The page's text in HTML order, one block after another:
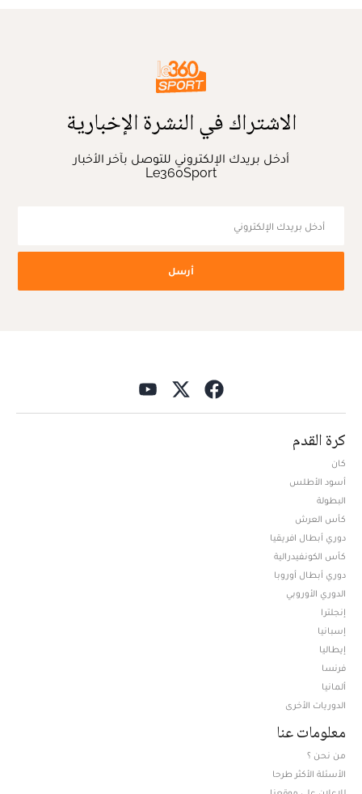
الاشتراك في النشرة الإخبارية
أدخل بريدك الإلكتروني للتوصل بآخر الأخبار
Le360Sport
أرسل
كرة القدم
كان
أسود الأطلس
البطولة
كأس العرش
دوري أبطال افريقيا
كأس الكونفيدرالية
دوري أبطال أوروبا
الدوري الأوروبي
إنجلترا
إسبانيا
إيطاليا
فرنسا
ألمانيا
الدوريات الأخرى
معلومات عنا
من نحن ؟
الأسئلة الأكثر طرحا